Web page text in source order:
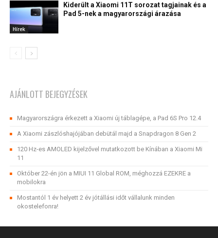
Hírek
Kiderült a Xiaomi 11T sorozat tagjainak és a
Pad 5-nek a magyarországi árazása
AJÁNLOTT BEJEGYZÉSEK
Magyarországra érkezett a Xiaomi új táblagépe, a Pad 6S Pro 12.4
A Xiaomi zászlóshajójában debütál majd a Snapdragon 8 Gen 2
120 Hz-es AMOLED kijelzővel mutatkozott be Kínában a Xiaomi Mi
11
Október 22-én jön a MIUI 11 Global ROM, méghozzá EZEKRE a
mobilokra
Mostantól 1 év helyett 2 év jótállási időt vállalunk minden
okostelefonra!